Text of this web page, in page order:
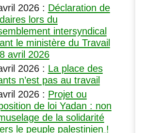
2026: Déclaration de
lors du
intersyndical
le ministère du Travail
avril 2026
2026: La place des
n’est pas au travail
2026: Projet ou
de loi Yadan : non
de la solidarité
le peuple palestinien !